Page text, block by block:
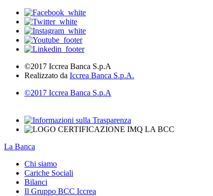
©2017 Iccrea Banca S.p.A
Realizzato da Iccrea Banca S.p.A.
©2017 Iccrea Banca S.p.A
La Banca
Chi siamo
Cariche Sociali
Bilanci
Il Gruppo BCC Iccrea